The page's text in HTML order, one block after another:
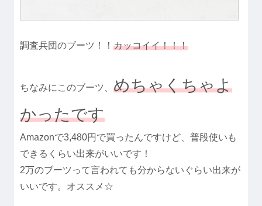
調査兵団のブーツ！！ カッコイイ！！！
ちなみにこのブーツ、 めちゃくちゃよ
かったです
Amazonで3,480円で買ったんですけど、普段使いも
できるくらい出来がいいです！
2万のブーツって言われても分からないぐらい出来が
いいです。オススメ☆